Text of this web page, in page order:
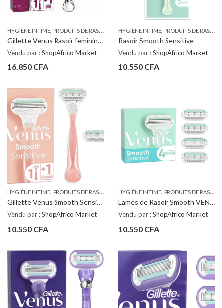
HYGIÈNE INTIME, PRODUITS DE RASAGE ET D'ÉPILATION
Gillette Venus Rasoir feminin ComfortGlide sugarberry
Vendu par :ShopAfrico Market
16.850 CFA
HYGIÈNE INTIME, PRODUITS DE RASAGE ET D'ÉPILATION
Rasoir Smooth Sensitive
Vendu par :ShopAfrico Market
10.550 CFA
HYGIÈNE INTIME, PRODUITS DE RASAGE ET D'ÉPILATION
Gillette Venus Smooth Sensitive Lames de Rasoir 4 Unités
Vendu par :ShopAfrico Market
10.550 CFA
HYGIÈNE INTIME, PRODUITS DE RASAGE ET D'ÉPILATION
Lames de Rasoir Smooth VENUS
Vendu par :ShopAfrico Market
10.550 CFA